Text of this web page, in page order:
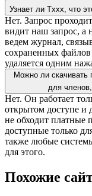
Узнает ли Txxx, что
Нет. Запрос
видит наш запрос, а
ведем журнал,
сохраненных файлов
удаляется одним
Можно ли скачивать
для
Нет. Он работает
открытом доступе и
не обходит платные
доступные только
также любые
для этого.
Похожие